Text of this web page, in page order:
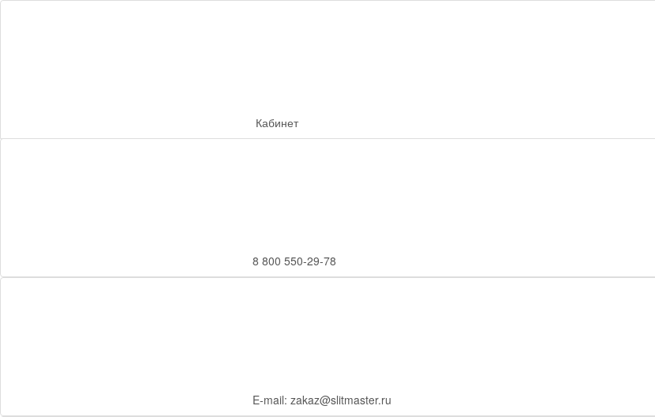
Кабинет
8 800 550-29-78
E-mail: zakaz@slitmaster.ru